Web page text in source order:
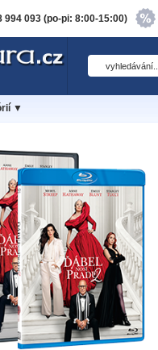
994 093 (po-pi: 8:00-15:00)
▼